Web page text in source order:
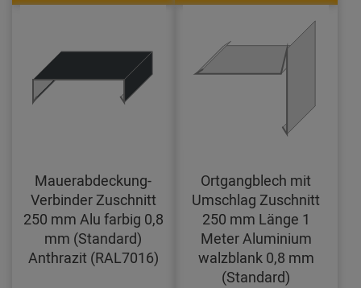
Mauerabdeckung-
Verbinder Zuschnitt
250 mm Alu farbig 0,8
mm (Standard)
Anthrazit (RAL7016)
Ortgangblech mit
Umschlag Zuschnitt
250 mm Länge 1
Meter Aluminium
walzblank 0,8 mm
(Standard)